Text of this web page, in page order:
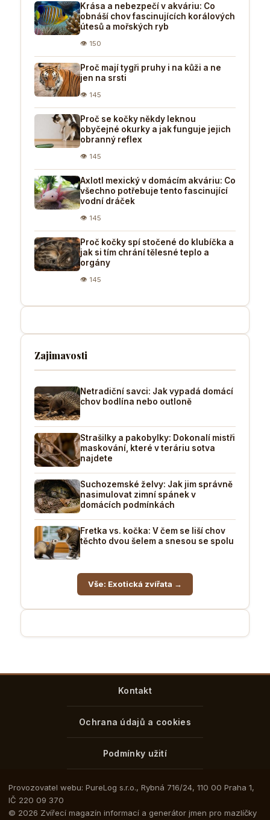
Krása a nebezpečí v akváriu: Co
obnáší chov fascinujících korálových
útesů a mořských ryb
👁 150
Proč mají tygři pruhy i na kůži a ne
jen na srsti
👁 145
Proč se kočky někdy leknou
obyčejné okurky a jak funguje jejich
obranný reflex
👁 145
Axlotl mexický v domácím akváriu: Co
všechno potřebuje tento fascinující
vodní dráček
👁 145
Proč kočky spí stočené do klubíčka a
jak si tím chrání tělesné teplo a
orgány
👁 145
Zajimavosti
Netradiční savci: Jak vypadá domácí
chov bodlína nebo outloně
Strašilky a pakobylky: Dokonalí mistři
maskování, které v teráriu sotva
najdete
Suchozemské želvy: Jak jim správně
nasimulovat zimní spánek v
domácích podmínkách
Fretka vs. kočka: V čem se liší chov
těchto dvou šelem a snesou se spolu
Vše: Exotická zvířata →
Kontakt
Ochrana údajů a cookies
Podmínky užití
Provozovatel webu: PureLog s.r.o., Rybná 716/24, 110 00 Praha 1,
IČ 220 09 370
© 2026 Zvířecí magazín informací a generátor jmen pro mazlíčky